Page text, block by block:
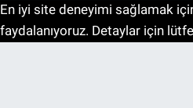
En iyi site deneyimi sağlamak
faydalanıyoruz. Detaylar için